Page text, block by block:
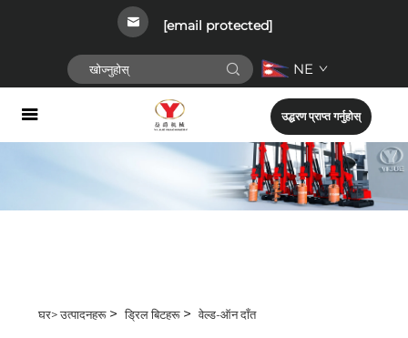
[email protected]
NE
उद्धरण प्राप्त गर्नुहोस्
घर>उत्पादनहरू>ड्रिल बिटहरू>वेल्ड-ऑन दाँत